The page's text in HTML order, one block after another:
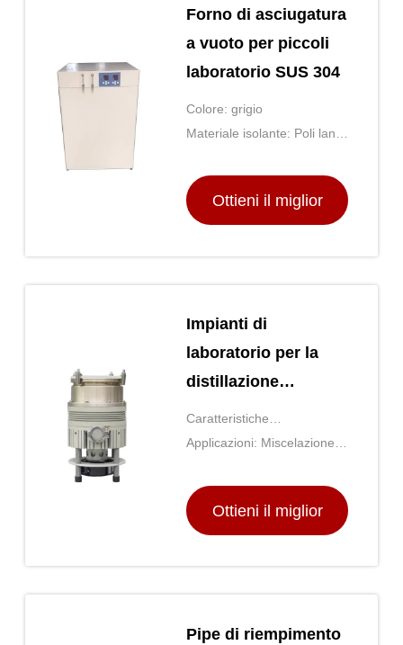
Forno di asciugatura
a vuoto per piccoli
laboratorio SUS 304
Colore: grigio
Materiale isolante: Poli lana
della schiuma
Ottieni il miglior
Impianti di
laboratorio per la
distillazione
molecolare
Caratteristiche
supplementari: Velocità e
Applicazioni: Miscelazione,
Ottieni il miglior
Pipe di riempimento